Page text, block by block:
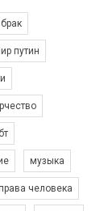
Зупинимо насильство проти ЛГБТ в Україні! Stop violence against LGBT in Ukraine!
брак
путин
музыка
человека